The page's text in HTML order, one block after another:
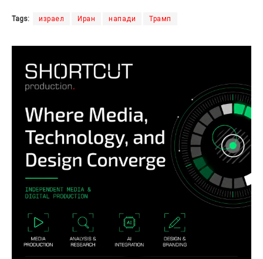
Tags: израел Иран напади Трамп